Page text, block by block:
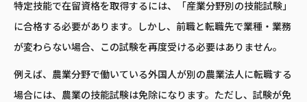
特定技能で在留資格を取得するには、「産業分野別の技能試験」
に合格する必要があります。しかし、前職と転職先で業種・業務
が変わらない場合、この試験を再度受ける必要はありません。
例えば、農業分野で働いている外国人が別の農業法人に転職する
場合には、農業の技能試験は免除になります。ただし、試験が免